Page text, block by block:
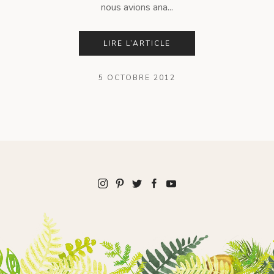
nous avions ana...
LIRE L’ARTICLE
5 OCTOBRE 2012